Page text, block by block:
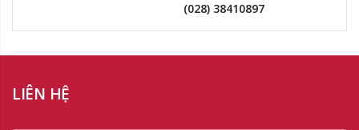
(028) 38410897
LIÊN HỆ